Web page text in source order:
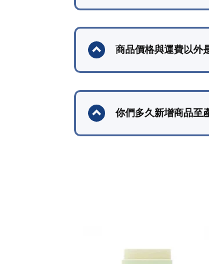
商品價格與運費以外
你們多久新增商品至